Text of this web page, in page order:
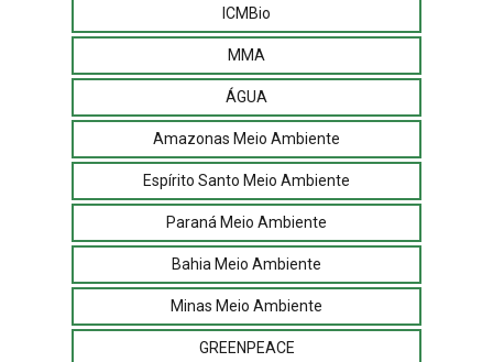
ICMBio
MMA
ÁGUA
Amazonas Meio Ambiente
Espírito Santo Meio Ambiente
Paraná Meio Ambiente
Bahia Meio Ambiente
Minas Meio Ambiente
GREENPEACE